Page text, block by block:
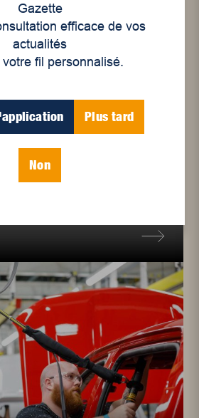
Politique
Gazette
efficace de vos
actualités
fil personnalisé.
Plus tard
Non